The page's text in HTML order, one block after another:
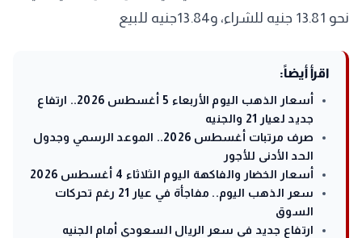
نحو 13.81 جنيه للشراء، و13.84جنيه للبيع
اقرأ أيضاً:
أسعار الذهب اليوم الأربعاء 5 أغسطس 2026.. ارتفاع
جديد لعيار 21 والجنيه
صرف مرتبات أغسطس 2026.. الموعد الرسمي وجدول
الحد الأدنى للأجور
أسعار الخضار والفاكهة اليوم الثلاثاء 4 أغسطس 2026
سعر الذهب اليوم.. مفاجأة في عيار 21 رغم تحركات
السوق
ارتفاع جديد في سعر الريال السعودي أمام الجنيه